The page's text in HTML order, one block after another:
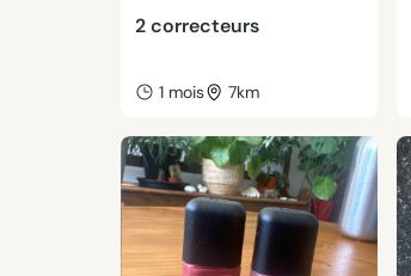
2 correcteurs
1 mois 7km